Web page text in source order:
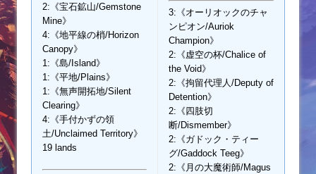
2:《宝石鉱山/Gemstone
Mine》
4:《地平線の梢/Horizon
Canopy》
1:《島/Island》
1:《平地/Plains》
1:《無声開拓地/Silent
Clearing》
4:《手付かずの領
土/Unclaimed Territory》
19 lands
3:《オーリオックのチャ
ンピオン/Auriok
Champion》
2:《虚空の杯/Chalice of
the Void》
2:《拘留代理人/Deputy of
Detention》
2:《四肢切
断/Dismember》
2:《ガドック・ティー
グ/Gaddock Teeg》
2:《月の大魔術師/Magus